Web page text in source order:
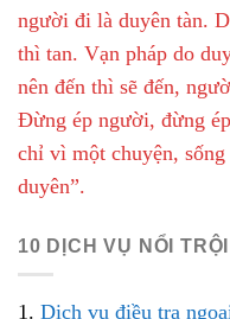
người đi là duyên tàn.
thì tan. Vạn pháp do
nên đến thì sẽ đến,
Đừng ép người, đừng
chỉ vì một chuyện,
duyên”.
10 DỊCH VỤ NỔI TRỘI
1. Dịch vụ điều tra